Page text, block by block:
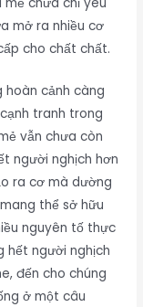
mở ra nhiều cơ
cho chất chất.
hoàn cảnh càng
tranh trong
vẫn chưa còn
người nghịch hơn
ra cơ mà dường
thể sở hữu
nguyên tố thực
hết người nghịch
đến cho chúng
ở một câu